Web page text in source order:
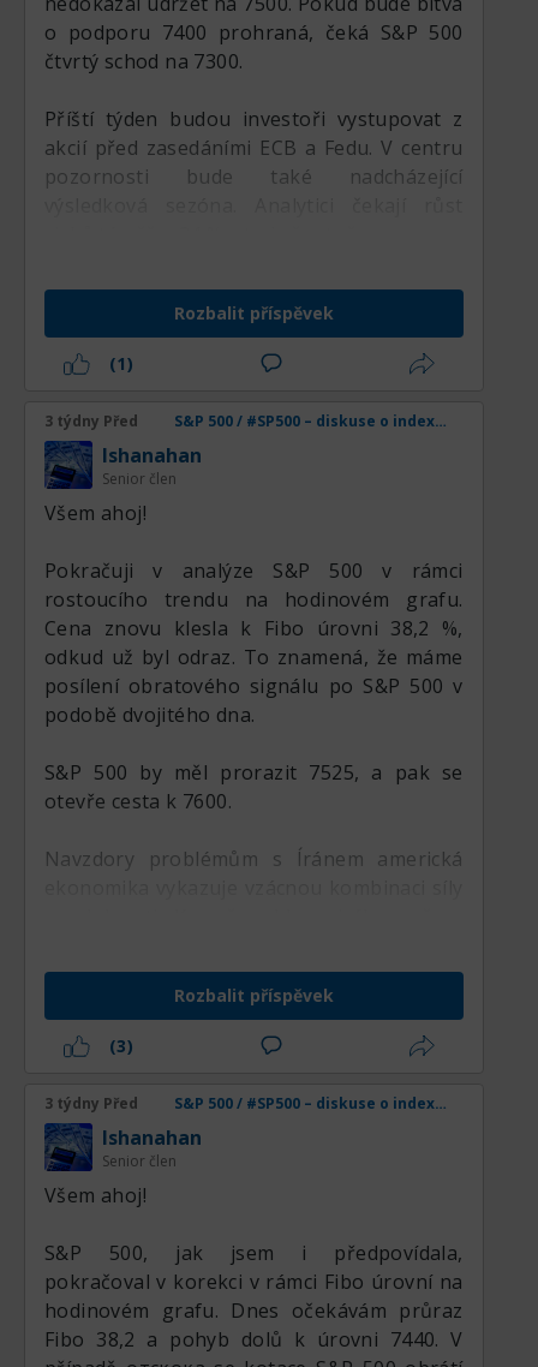
o podporu 7400 prohraná, čeká S&P 500
čtvrtý schod na 7300.
Příští týden budou investoři vystupovat z
akcií před zasedáními ECB a Fedu. V centru
pozornosti bude také nadcházející
Přehnaně vysoká laťka očekávání povede k
okamžitému výprodeji akcií i kvůli
neopatrným slovům nebo prognózám
vedení firem. K tomu je hlavní růst S&P 500
kapitálu v akciích jen několika málo AI a IT
gigantů.
Silné americké PMI, které vyjdou příští
Treasuries nahoru. A to bude přímý úder na
akciový trh. Problémy jsou i s událostmi na
Blízkém východě. Není jasné, čím skončí
nový kolo konfrontace Íránu a USA –
pozemní operací?
Rozbalit příspěvek
(1)
3 týdny Před S&P 500 / #SP500 – diskuse o indexu, analýzách, novinkách a obchodních nápadech
lshanahan
Senior člen
Všem ahoj!
Pokračuji v analýze S&P 500 v rámci
rostoucího trendu na hodinovém grafu.
Cena znovu klesla k Fibo úrovni 38,2 %,
odkud už byl odraz. To znamená, že máme
posílení obratového signálu po S&P 500 v
podobě dvojitého dna.
S&P 500 by měl prorazit 7525, a pak se
otevře cesta k 7600.
Navzdory problémům s Íránem americká
Philly Fed (41,4 proti očekávaným 13,0).
Dnes vyjdou předběžná data spotřebitelské
důvěry od Michiganské univerzity a údaje o
těchto ukazatelů. Silná ekonomika je
zárukou návratu S&P 500 na maxima.
Rozbalit příspěvek
(3)
3 týdny Před S&P 500 / #SP500 – diskuse o indexu, analýzách, novinkách a obchodních nápadech
lshanahan
Senior člen
Všem ahoj!
S&P 500, jak jsem i předpovídala,
pokračoval v korekci v rámci Fibo úrovní na
hodinovém grafu. Dnes očekávám průraz
Fibo 38,2 a pohyb dolů k úrovni 7440. V